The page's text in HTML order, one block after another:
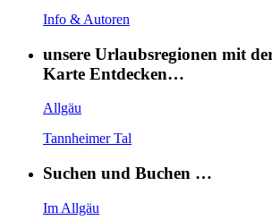
Info & Autoren
unsere Urlaubsregionen mit
Karte Entdecken…
Allgäu
Tannheimer Tal
Suchen und Buchen …
Im Allgäu